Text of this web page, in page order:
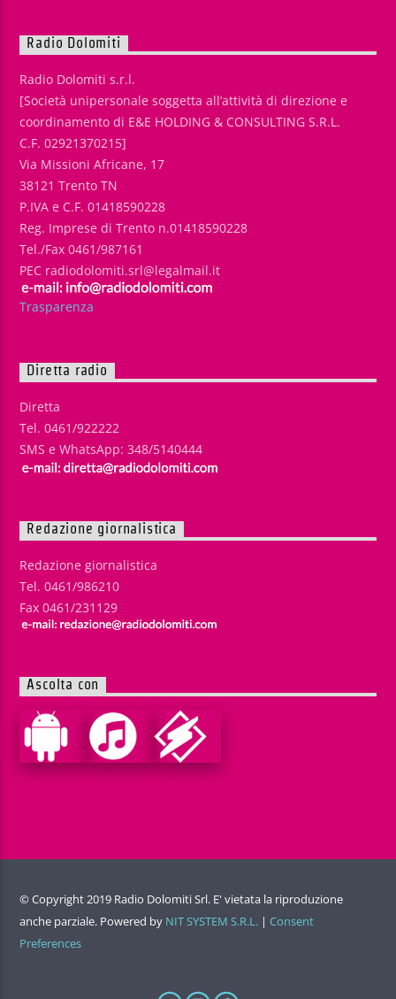
Radio Dolomiti
Radio Dolomiti s.r.l.
[Società unipersonale soggetta all’attività di direzione e
coordinamento di E&E HOLDING & CONSULTING S.R.L.
C.F. 02921370215]
Via Missioni Africane, 17
38121 Trento TN
P.IVA e C.F. 01418590228
Reg. Imprese di Trento n.01418590228
Tel./Fax 0461/987161
PEC radiodolomiti.srl@legalmail.it
Trasparenza
Diretta radio
Diretta
Tel. 0461/922222
SMS e WhatsApp: 348/5140444
Redazione giornalistica
Redazione giornalistica
Tel. 0461/986210
Fax 0461/231129
Ascolta con
© Copyright 2019 Radio Dolomiti Srl. E' vietata la riproduzione
anche parziale. Powered by NIT SYSTEM S.R.L. | Consent
Preferences